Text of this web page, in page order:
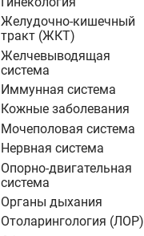
Желудочно-кишечный
тракт (ЖКТ)
Желчевыводящая
система
Иммунная система
Кожные заболевания
Мочеполовая система
Нервная система
Опорно-двигательная
система
Органы дыхания
Отоларингология (ЛОР)